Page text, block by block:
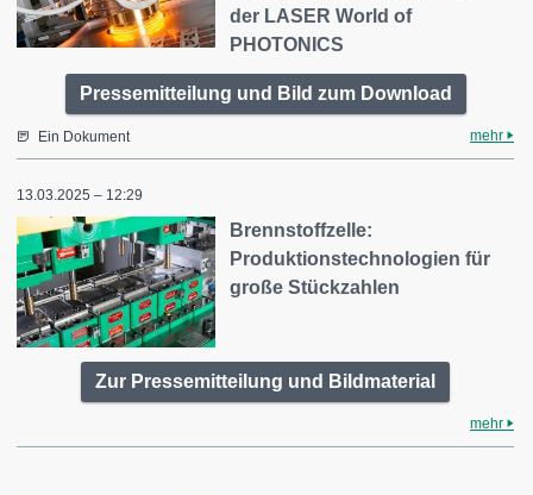
der LASER World of
PHOTONICS
Pressemitteilung und Bild zum Download
Ein Dokument mehr
13.03.2025 – 12:29
Brennstoffzelle:
Produktionstechnologien für
große Stückzahlen
Zur Pressemitteilung und Bildmaterial
mehr